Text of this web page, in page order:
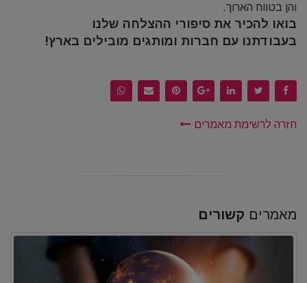
והן בטווח הארוך.
בואו להכיר את סיפורי ההצלחה שלנו
בעבודתנו עם חברות ומותגים מובילים בארץ!
חזרה לרשימת מאמרים
מאמרים קשורים